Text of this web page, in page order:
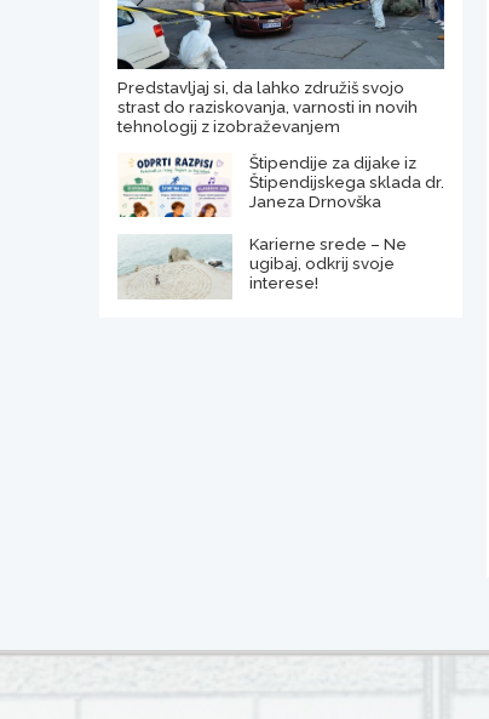
Predstavljaj si, da lahko združiš svojo
strast do raziskovanja, varnosti in novih
tehnologij z izobraževanjem
Štipendije za dijake iz
Štipendijskega sklada dr.
Janeza Drnovška
Karierne srede – Ne
ugibaj, odkrij svoje
interese!